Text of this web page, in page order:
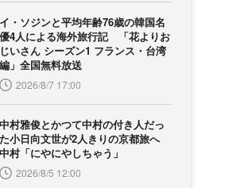
イ・ソジンと平均年齢76歳の韓国名
優4人による海外旅行記 「花よりお
じいさん シーズン1 フランス・台湾
編」全国無料放送
2026/8/7 17:00
中村雅俊とかつて中村の付き人だっ
た小日向文世が2人きりの京都旅へ
中村「にやにやしちゃう」
2026/8/5 12:00